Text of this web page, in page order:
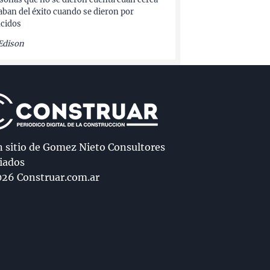
del éxito cuando se dieron por
sitio de Gomez Nieto Consultores
Construar.com.ar